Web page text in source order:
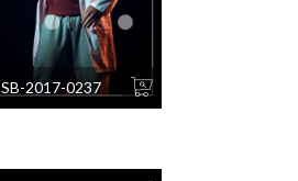
SB-2017-0237